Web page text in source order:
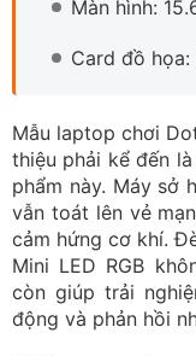
Màn hình:
Card đồ họa:
Mẫu laptop chơi
thiệu phải kể đến là
phẩm này. Máy sở
vẫn toát lên vẻ
cảm hứng cơ khí.
Mini LED RGB
còn giúp trải
động và phản hồi